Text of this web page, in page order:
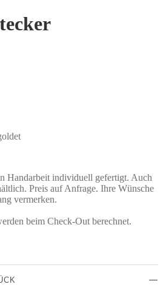
Handarbeit individuell gefertigt. Auch
Preis auf Anfrage. Ihre Wünsche
vermerken.
beim Check-Out berechnet.